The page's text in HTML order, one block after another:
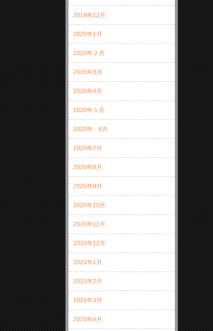
2019年12月
2020年1月
2020年２月
2020年3月
2020年4月
2020年５月
2020年 6月
2020年7月
2020年8月
2020年9月
2020年10月
2020年11月
2020年12月
2021年1月
2021年2月
2021年3月
2020年4月